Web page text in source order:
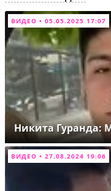
ВИДЕО • 05.05.2025 17:07
Никита Гуранда:
ВИДЕО • 27.08.2024 19:06